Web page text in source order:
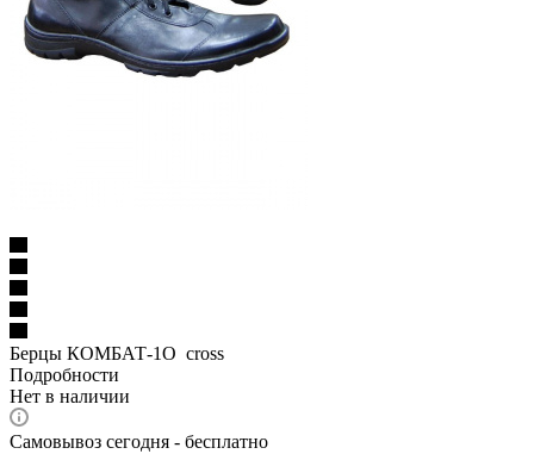
Берцы КОМБАТ-1О cross
Подробности
Нет в наличии
Самовывоз сегодня - бесплатно